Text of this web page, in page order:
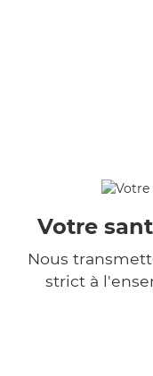
Votre
Nous
strict à